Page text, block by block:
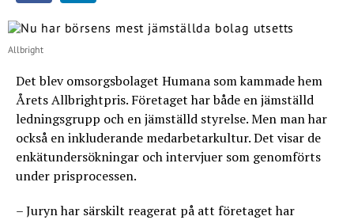
Allbright
Det blev omsorgsbolaget Humana som kammade hem
Årets Allbrightpris. Företaget har både en jämställd
ledningsgrupp och en jämställd styrelse. Men man har
också en inkluderande medarbetarkultur. Det visar de
enkätundersökningar och intervjuer som genomförts
under prisprocessen.
– Juryn har särskilt reagerat på att företaget har